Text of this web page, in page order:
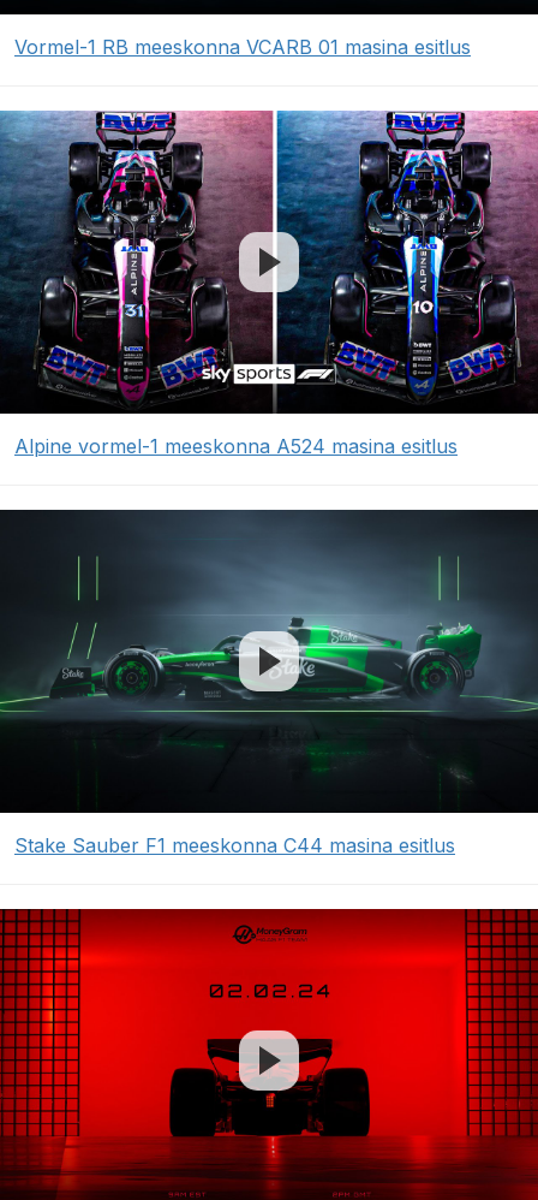
Vormel-1 RB meeskonna VCARB 01 masina esitlus
Alpine vormel-1 meeskonna A524 masina esitlus
Stake Sauber F1 meeskonna C44 masina esitlus